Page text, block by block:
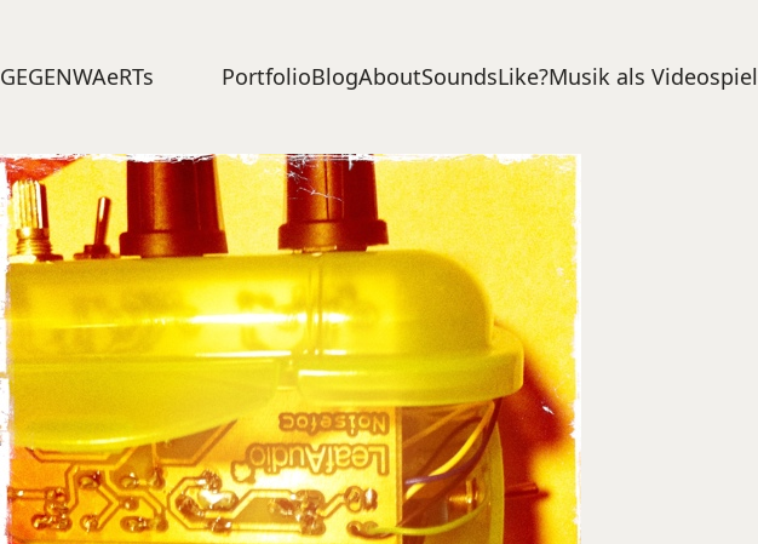
GEGENWAeRTs PortfolioBlogAboutSoundsLike?Musik als Videospiel